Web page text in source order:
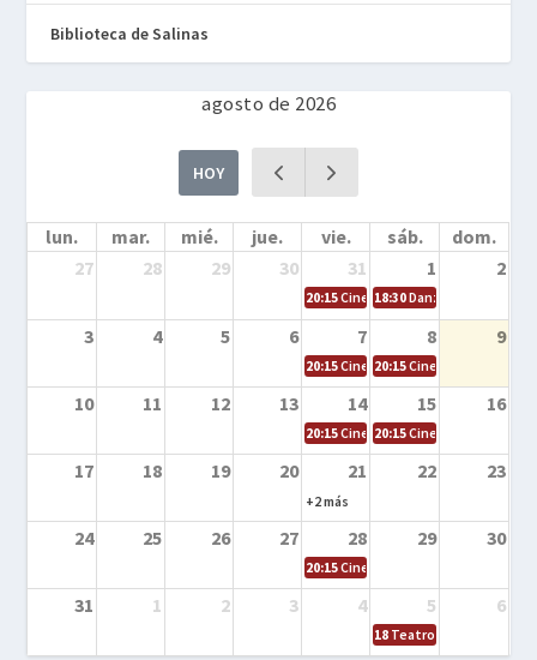
Biblioteca de Salinas
agosto de 2026
HOY
lun. mar. mié. jue. vie. sáb.
dom.
27
28 29 30 31 1 2
20:15Cine en la calle – Cómo
18:30Danza – Cita en el
3 4 5 6 7 8 9
20:15Cine en la calle – El niño y la
20:15Cine en la calle –
10 11 12 13 14 15 16
20:15Cine en la calle – Tortugas
20:15Cine en la calle –
17 18 19 20 21 22 23
+2 más
24 25 26 27 28 29 30
20:15Cine en el calle – Tintín y el
31 1 2 3 4 5 6
18 Teatro – Tres